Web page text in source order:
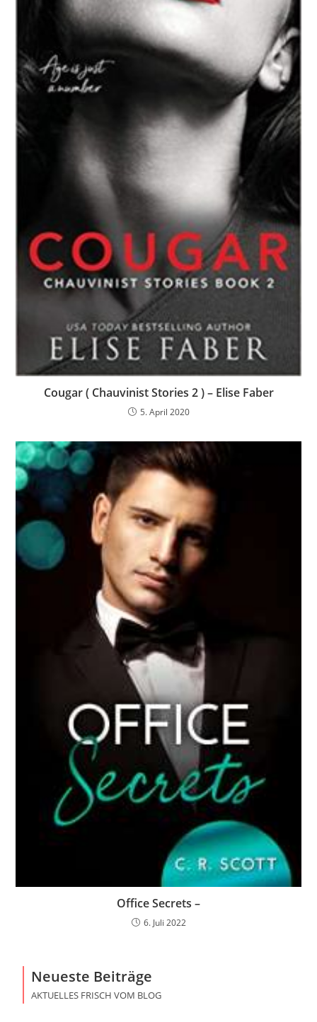
Cougar ( Chauvinist Stories 2 ) – Elise Faber
5. April 2020
Office Secrets –
6. Juli 2022
Neueste Beiträge
AKTUELLES FRISCH VOM BLOG